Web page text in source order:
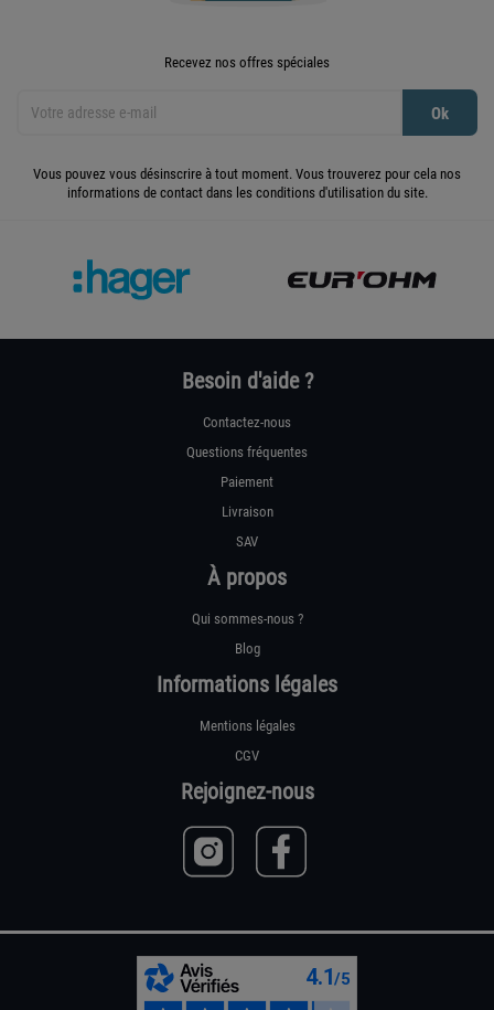
Recevez nos offres spéciales
Vous pouvez vous désinscrire à tout moment. Vous trouverez pour cela nos
informations de contact dans les conditions d'utilisation du site.
Besoin d'aide ?
Contactez-nous
Questions fréquentes
Paiement
Livraison
SAV
À propos
Qui sommes-nous ?
Blog
Informations légales
Mentions légales
CGV
Rejoignez-nous